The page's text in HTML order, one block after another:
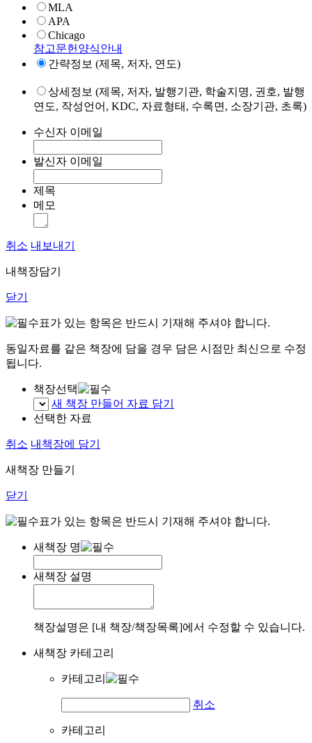
MLA
APA
Chicago
참고문헌양식안내
간략정보 (제목, 저자, 연도)
상세정보 (제목, 저자, 발행기관, 학술지명, 권호, 발행
연도, 작성언어, KDC, 자료형태, 수록면, 소장기관, 초록)
수신자 이메일
발신자 이메일
제목
메모
취소 내보내기
내책장담기
닫기
표가 있는 항목은 반드시 기재해 주셔야 합니다.
동일자료를 같은 책장에 담을 경우 담은 시점만 최신으로 수정
됩니다.
책장선택
새 책장 만들어 자료 담기
선택한 자료
취소 내책장에 담기
새책장 만들기
닫기
표가 있는 항목은 반드시 기재해 주셔야 합니다.
새책장 명
새책장 설명
책장설명은 [내 책장/책장목록]에서 수정할 수 있습니다.
새책장 카테고리
카테고리
취소
카테고리